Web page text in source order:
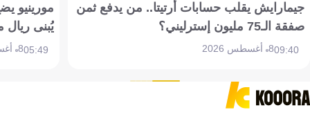
جيمارايش يقلب حسابات أرتيتا.. من يدفع ثمن
صفقة الـ75 مليون إسترليني؟
09:408 أغسطس 2026
مورينيو
يُبنى ريال
05:498 أغسطس 2026